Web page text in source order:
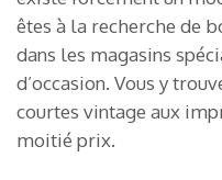
êtes à la recherche de
dans les magasins
d’occasion. Vous y
courtes vintage aux
moitié prix.